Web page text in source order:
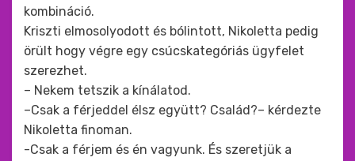
kombináció.
Kriszti elmosolyodott és bólintott, Nikoletta pedig
örült hogy végre egy csúcskategóriás ügyfelet
szerezhet.
– Nekem tetszik a kínálatod.
–Csak a férjeddel élsz együtt? Család?– kérdezte
Nikoletta finoman.
-Csak a férjem és én vagyunk. És szeretjük a